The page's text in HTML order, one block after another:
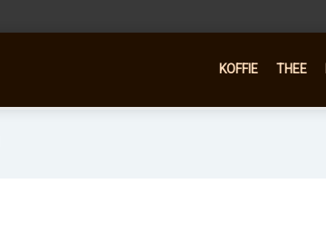
KOFFIE THEE